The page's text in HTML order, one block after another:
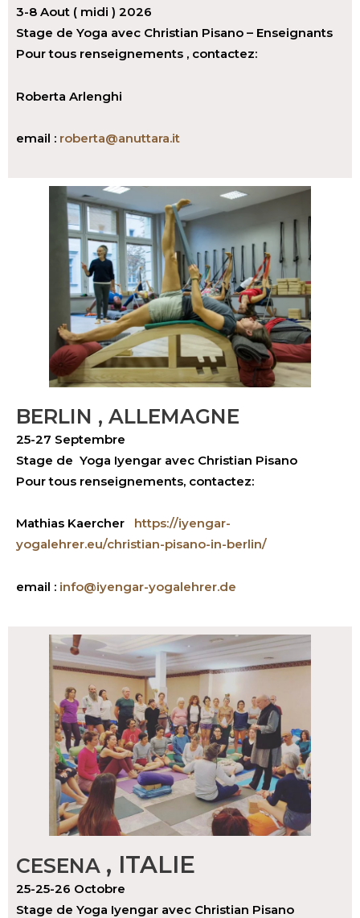
3-8 Aout ( midi ) 2026
Stage de Yoga avec Christian Pisano – Enseignants
Pour tous renseignements , contactez:
Roberta Arlenghi
email : roberta@anuttara.it
BERLIN , ALLEMAGNE
25-27 Septembre
Stage de Yoga Iyengar avec Christian Pisano
Pour tous renseignements, contactez:
Mathias Kaercher https://iyengar-
yogalehrer.eu/christian-pisano-in-berlin/
email : info@iyengar-yogalehrer.de
CESENA , ITALIE
25-25-26 Octobre
Stage de Yoga Iyengar avec Christian Pisano